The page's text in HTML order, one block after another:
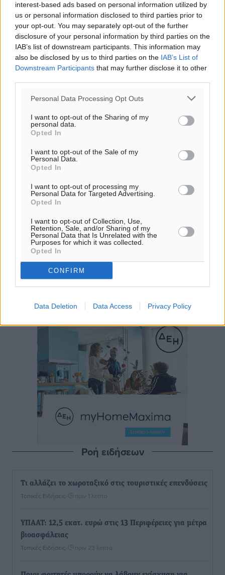
interest-based ads based on personal information utilized by
us or personal information disclosed to third parties prior to
your opt-out. You may separately opt-out of the further
disclosure of your personal information by third parties on the
IAB’s list of downstream participants. This information may
also be disclosed by us to third parties on the IAB’s List of
Downstream Participants that may further disclose it to other
Personal Data Processing Opt Outs
I want to opt-out of the Sharing of my
personal data.
Opted In
I want to opt-out of the Sale of my
Personal Data.
Opted In
I want to opt-out of processing my
Personal Data for Targeted Advertising.
Opted In
I want to opt-out of Collection, Use,
Retention, Sale, and/or Sharing of my
Personal Data that Is Unrelated with the
Purposes for which it was collected.
Opted In
CONFIRM
Data Deletion Data Access Privacy Policy
°
ΚΥ
29°
ΔΕ
29°
ΤΡ
Ροή ειδήσεων
Τι αλλάζει το χωροταξικό στις τουριστικές επενδύσεις
Τοπικές Ειδήσεις πριν 1 λεπτό
ΥΠΑΑΤ: 12,5 εκατ. ευρώ στις 13 Περιφέρειες για μέτρα
βιοασφάλειας
Τοπικές Ειδήσεις πριν 23 λεπτά